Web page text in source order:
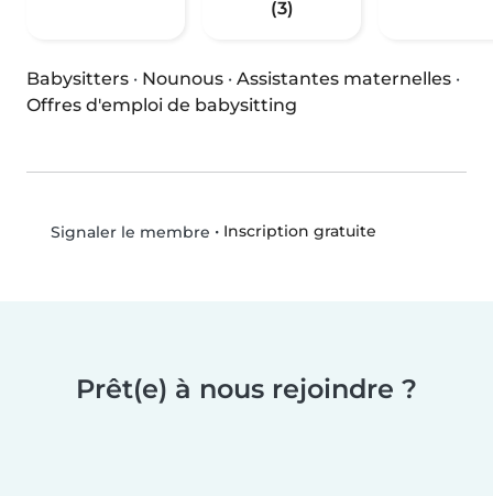
(3)
Babysitters · Nounous · Assistantes maternelles ·
Offres d'emploi de babysitting
Signaler le membre • Inscription gratuite
Prêt(e) à nous rejoindre ?